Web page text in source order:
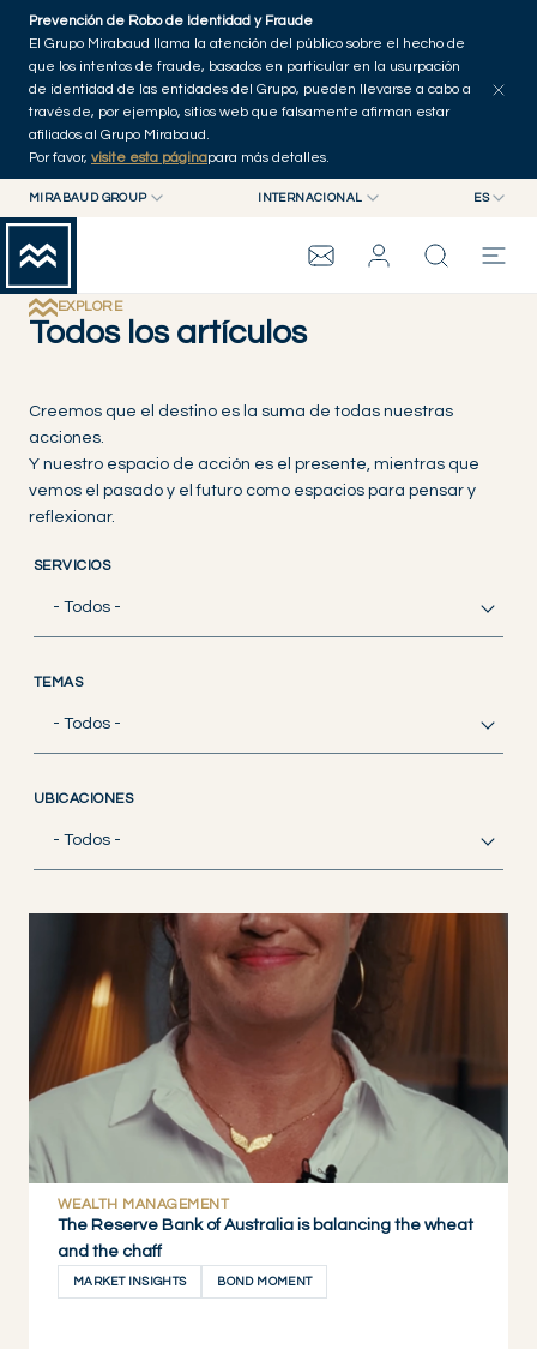
Skip to main content
Prevención de Robo de Identidad y Fraude
El Grupo Mirabaud llama la atención del público sobre el hecho de
que los intentos de fraude, basados en particular en la usurpación
de identidad de las entidades del Grupo, pueden llevarse a cabo a
través de, por ejemplo, sitios web que falsamente afirman estar
afiliados al Grupo Mirabaud.
Por favor, visite esta páginapara más detalles.
MIRABAUD GROUP
MIRABAUD ASSET MANAGEMENT
MIRABAUD INVESTMENTS
INTERNACIONAL ES
FR
GRUPO MIRABAUD
SERVICIOS
CONTEMPORARY ART
Inicio
EXPLORE
Todos los artículos
Creemos que el destino es la suma de todas nuestras
acciones.
Y nuestro espacio de acción es el presente, mientras que
vemos el pasado y el futuro como espacios para pensar y
reflexionar.
SERVICIOS
- Todos -
TEMAS
- Todos -
UBICACIONES
- Todos -
WEALTH MANAGEMENT
The Reserve Bank of Australia is balancing the wheat
and the chaff
MARKET INSIGHTS BOND MOMENT